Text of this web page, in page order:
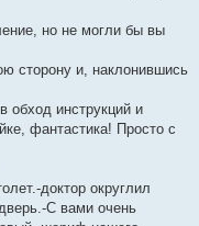
но не могли бы вы
сторону и, наклонившись
обход инструкций и
фантастика! Просто с
доктор округлил
С вами очень